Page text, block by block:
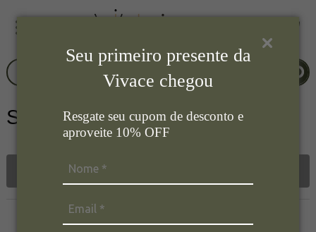
Seu primeiro presente da
Vivace chegou
Resgate seu cupom de desconto e
aproveite 10% OFF
Saia de arvore
Nenhum registro encontrado.